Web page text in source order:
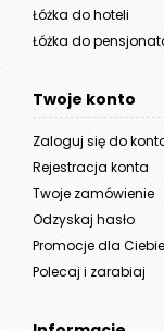
Łóżka do hoteli
Łóżka do
Twoje konto
Zaloguj się do
Rejestracja konta
Twoje zamówienie
Odzyskaj hasło
Promocje dla Ciebie
Polecaj i zarabiaj